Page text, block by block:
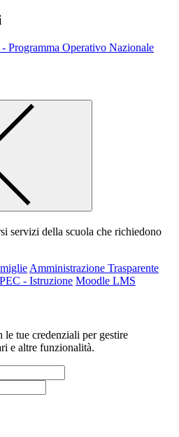
Programma Operativo Nazionale
servizi della scuola che richiedono
Amministrazione Trasparente
PEC - Istruzione Moodle LMS
le tue credenziali per gestire
e altre funzionalità.